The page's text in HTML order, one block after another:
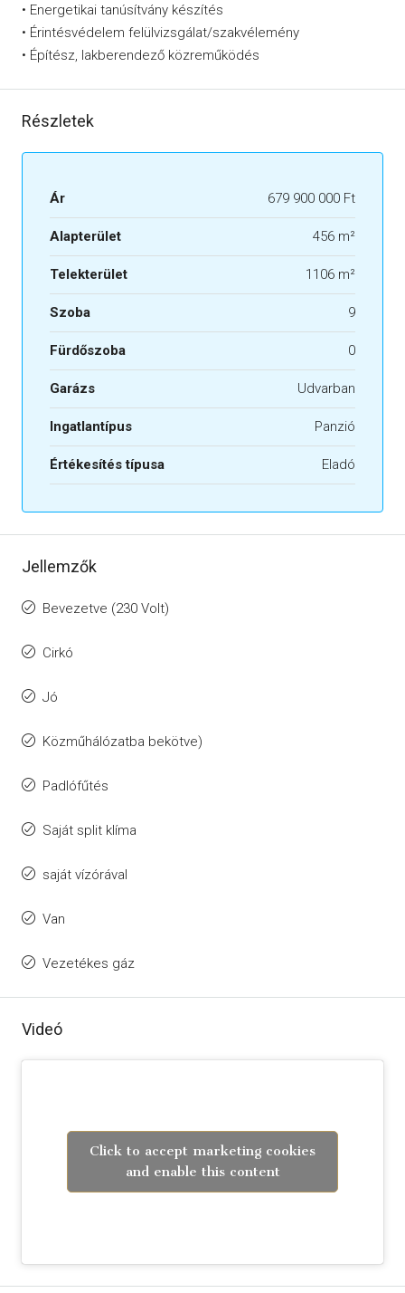
• Energetikai tanúsítvány készítés
• Érintésvédelem felülvizsgálat/szakvélemény
• Építész, lakberendező közreműködés
Részletek
Ár 679 900 000 Ft
Alapterület 456 m²
Telekterület 1106 m²
Szoba 9
Fürdőszoba 0
Garázs Udvarban
Ingatlantípus Panzió
Értékesítés típusa Eladó
Jellemzők
Bevezetve (230 Volt)
Cirkó
Jó
Közműhálózatba bekötve)
Padlófűtés
Saját split klíma
saját vízórával
Van
Vezetékes gáz
Videó
Click to accept marketing cookies
and enable this content